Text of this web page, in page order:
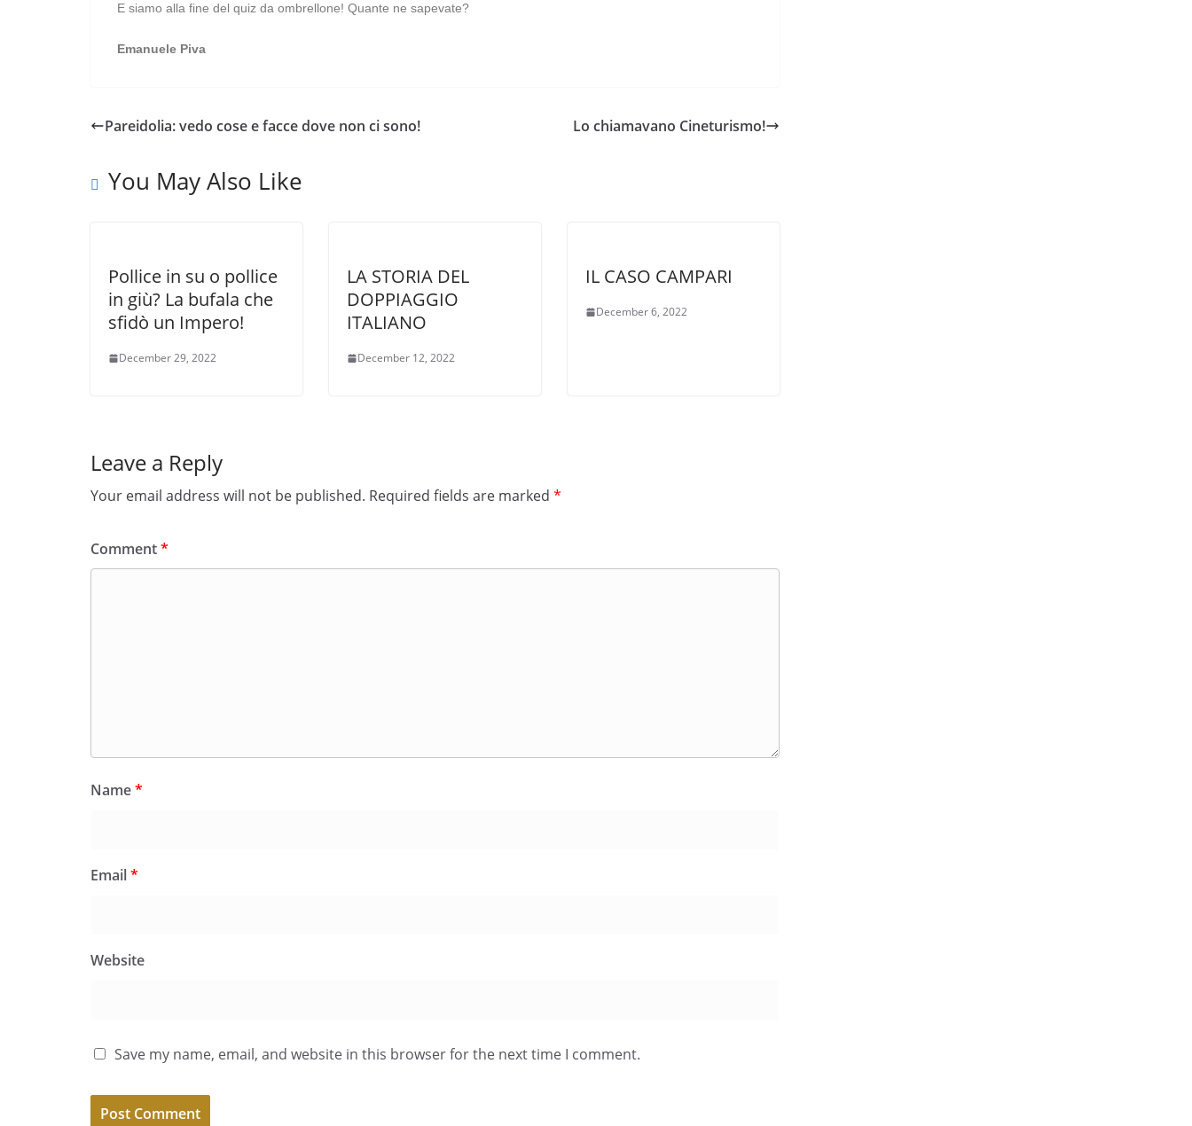
E siamo alla fine del quiz da ombrellone! Quante ne sapevate?
Emanuele Piva
Pareidolia: vedo cose e facce dove non ci sono! Lo chiamavano Cineturismo!
You May Also Like
Pollice in su o pollice
in giù? La bufala che
sfidò un Impero!
December 29, 2022
LA STORIA DEL
DOPPIAGGIO
ITALIANO
December 12, 2022
IL CASO CAMPARI
December 6, 2022
Leave a Reply
Your email address will not be published. Required fields are marked *
Comment*
Name*
Email*
Website
Save my name, email, and website in this browser for the next time I comment.